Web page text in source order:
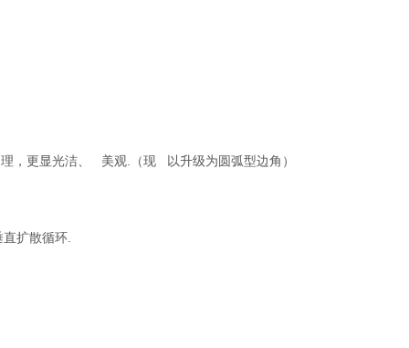
，更显光洁、 美观.（现 以升级为圆弧型边角）
扩散循环.